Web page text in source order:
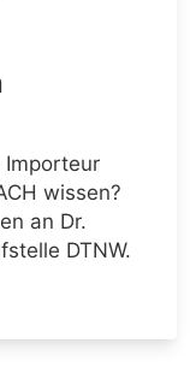
Importeur
wissen?
an Dr.
DTNW.